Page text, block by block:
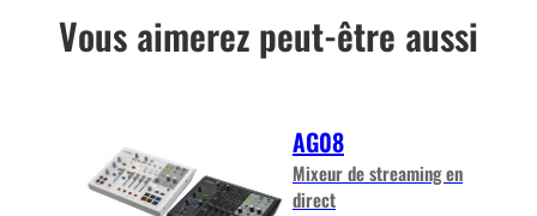
Vous aimerez peut-être aussi
AG08
Mixeur de streaming en
direct